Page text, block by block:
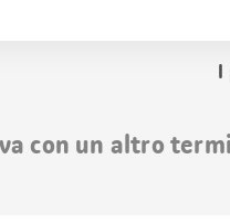
con un altro